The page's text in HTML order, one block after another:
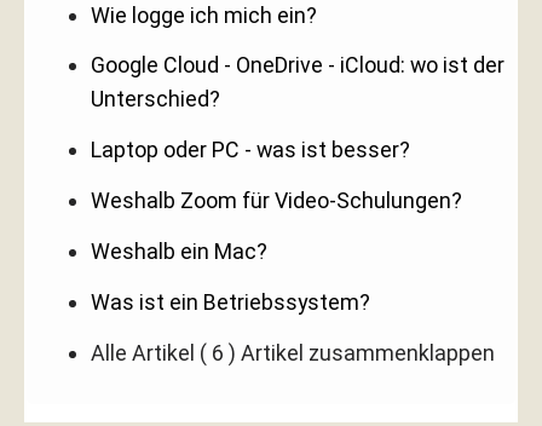
Wie logge ich mich ein?
Google Cloud - OneDrive - iCloud: wo ist der
Unterschied?
Laptop oder PC - was ist besser?
Weshalb Zoom für Video-Schulungen?
Weshalb ein Mac?
Was ist ein Betriebssystem?
Alle Artikel ( 6 ) Artikel zusammenklappen